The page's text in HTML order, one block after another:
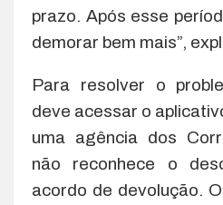
prazo. Após esse
demorar bem mais”,
Para resolver o
deve acessar o
uma agência dos
não reconhece o
acordo de devolução.